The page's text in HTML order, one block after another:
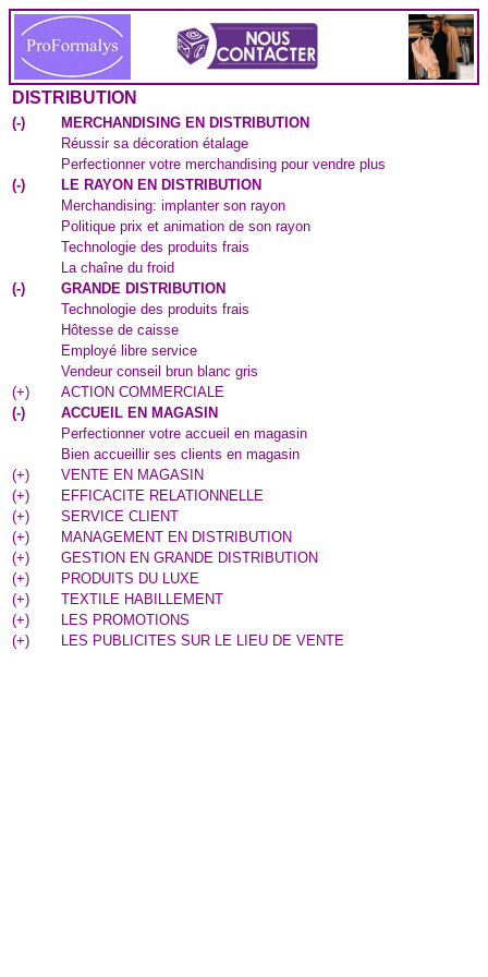
DISTRIBUTION
(-)
MERCHANDISING EN DISTRIBUTION
Réussir sa décoration étalage
Perfectionner votre merchandising pour vendre plus
(-)
LE RAYON EN DISTRIBUTION
Merchandising: implanter son rayon
Politique prix et animation de son rayon
Technologie des produits frais
La chaîne du froid
(-)
GRANDE DISTRIBUTION
Technologie des produits frais
Hôtesse de caisse
Employé libre service
Vendeur conseil brun blanc gris
(+)
ACTION COMMERCIALE
(-)
ACCUEIL EN MAGASIN
Perfectionner votre accueil en magasin
Bien accueillir ses clients en magasin
(+)
VENTE EN MAGASIN
(+)
EFFICACITE RELATIONNELLE
(+)
SERVICE CLIENT
(+)
MANAGEMENT EN DISTRIBUTION
(+)
GESTION EN GRANDE DISTRIBUTION
(+)
PRODUITS DU LUXE
(+)
TEXTILE HABILLEMENT
(+)
LES PROMOTIONS
(+) LES PUBLICITES SUR LE LIEU DE VENTE